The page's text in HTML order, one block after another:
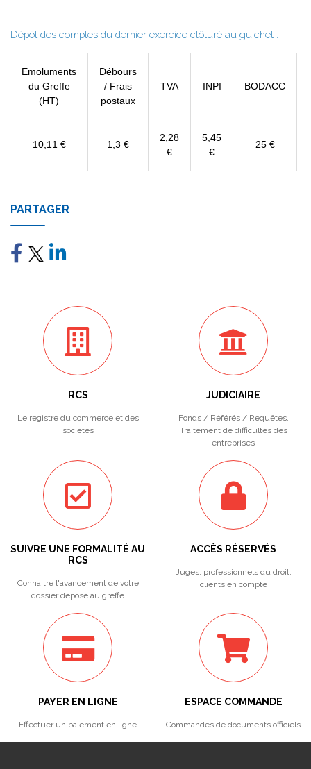
Dépôt des comptes du dernier exercice clôturé au guichet :
Emoluments
du Greffe
(HT)
Débours
/ Frais
postaux
TVA INPI BODACC
10,11 € 1,3 €
2,28
€
5,45
€
25 €
PARTAGER
RCS
Le registre du commerce et des
sociétés
JUDICIAIRE
Fonds / Référés / Requêtes.
Traitement de difficultés des
entreprises
SUIVRE UNE FORMALITÉ AU
RCS
Connaitre l'avancement de votre
dossier déposé au greffe
ACCÈS RÉSERVÉS
Juges, professionnels du droit,
clients en compte
PAYER EN LIGNE
Effectuer un paiement en ligne
ESPACE COMMANDE
Commandes de documents officiels